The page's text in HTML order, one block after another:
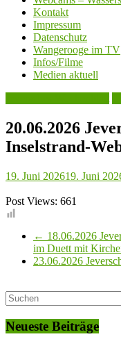
Kontakt
Impressum
Datenschutz
Wangerooge im TV
Infos/Filme
Medien aktuell
20.06.2026
Inselstrand-
19. Juni 202619. Juni
Post Views: 661
← 18.06.2026
im Duett mit
23.06.2026
Neueste Beiträge